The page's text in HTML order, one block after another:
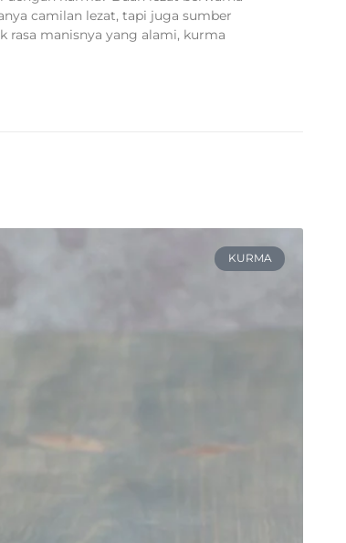
camilan lezat, tapi juga sumber
rasa manisnya yang alami, kurma
KURMA